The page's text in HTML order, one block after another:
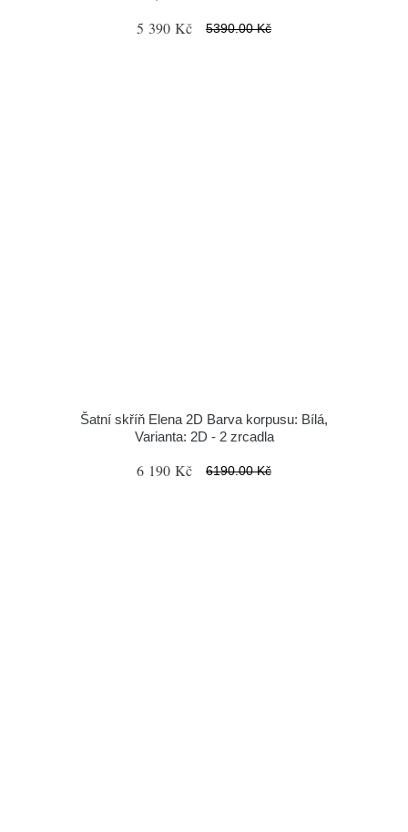
5 390 Kč 5390.00 Kč
Šatní skříň Elena 2D Barva korpusu: Bílá,
Varianta: 2D - 2 zrcadla
6 190 Kč 6190.00 Kč